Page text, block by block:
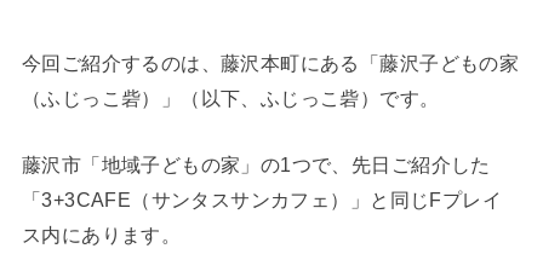
今回ご紹介するのは、藤沢本町にある「藤沢子どもの家
（ふじっこ砦）」（以下、ふじっこ砦）です。
藤沢市「地域子どもの家」の1つで、先日ご紹介した
「3+3CAFE（サンタスサンカフェ）」と同じFプレイ
ス内にあります。